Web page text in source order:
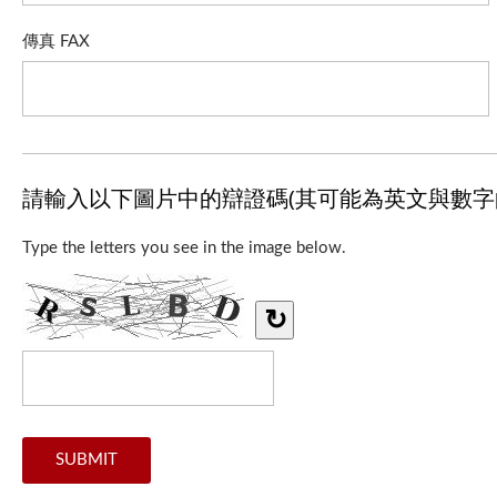
傳真 FAX
請輸入以下圖片中的辯證碼(其可能為英文與數
Type the letters you see in the image below.
↻